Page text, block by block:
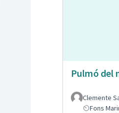
Pulmó del
Clemente
Fons